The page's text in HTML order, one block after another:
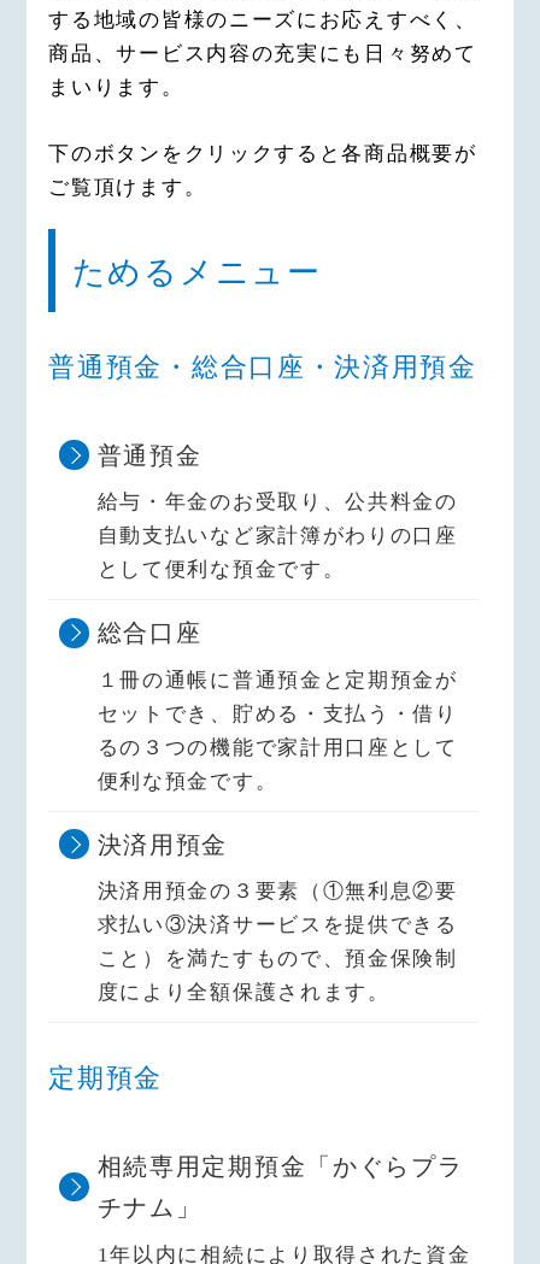
する地域の皆様のニーズにお応えすべく、
商品、サービス内容の充実にも日々努めて
まいります。
下のボタンをクリックすると各商品概要が
ご覧頂けます。
ためるメニュー
普通預金・総合口座・決済用預金
普通預金
給与・年金のお受取り、公共料金の
自動支払いなど家計簿がわりの口座
として便利な預金です。
総合口座
１冊の通帳に普通預金と定期預金が
セットでき、貯める・支払う・借り
るの３つの機能で家計用口座として
便利な預金です。
決済用預金
決済用預金の３要素（①無利息②要
求払い③決済サービスを提供できる
こと）を満たすもので、預金保険制
度により全額保護されます。
定期預金
相続専用定期預金「かぐらプラ
チナム」
1年以内に相続により取得された資金